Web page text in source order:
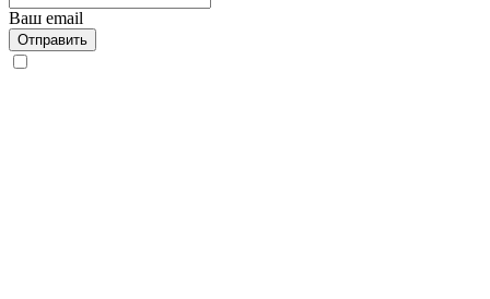
Ваш email
Отправить